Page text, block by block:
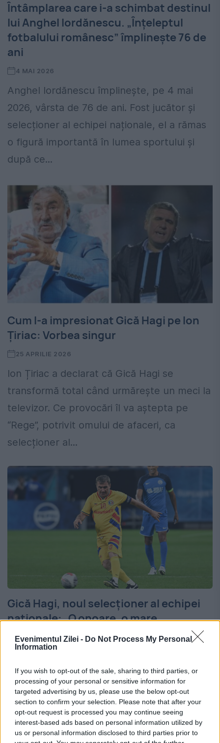
Evenimentul Zilei - Do Not Process My Personal
Information
If you wish to opt-out of the sale, sharing to third parties, or
processing of your personal or sensitive information for
targeted advertising by us, please use the below opt-out
section to confirm your selection. Please note that after your
opt-out request is processed you may continue seeing
interest-based ads based on personal information utilized by
us or personal information disclosed to third parties prior to
Întâmplarea care i-a schimbat destinul
lui Anghel Iordănescu. „Înțeleptul
fotbalului românesc” împlinește 76 de
ani
4 MAI 2026
Anghel Iordănescu împlinește, pe 4 mai
2026, vârsta de 76 de ani. Fost jucător și
selecționer al echipei naționale, el a rămas
o figură importantă în lumea sportului și
după ce...
Cum l-a impresionat Gică Hagi pe Ion
Țiriac: Vorbea singur
25 APRILIE 2026
Ion Țiriac a declarat că Gică Hagi se
transformă total când urmărește un meci la
televizor. Ce provocări îl va aștepta pe
“Rege”, potrivit omului de afaceri, ca
selecționer al...
Gică Hagi, noul selecționer al echipei
naționale: „O onoare, o mare
responsabilitate. Vreau să fac o țară
fericită". Update
20 APRILIE 2026
UPDATE, ora 13:50. Hagi a spus că Ianis, fiul
său, va fi unul dintre căpitanii echipei
naționale grație experienței pe care a
acumulat-o de-a lungul timpului. “Încă nu